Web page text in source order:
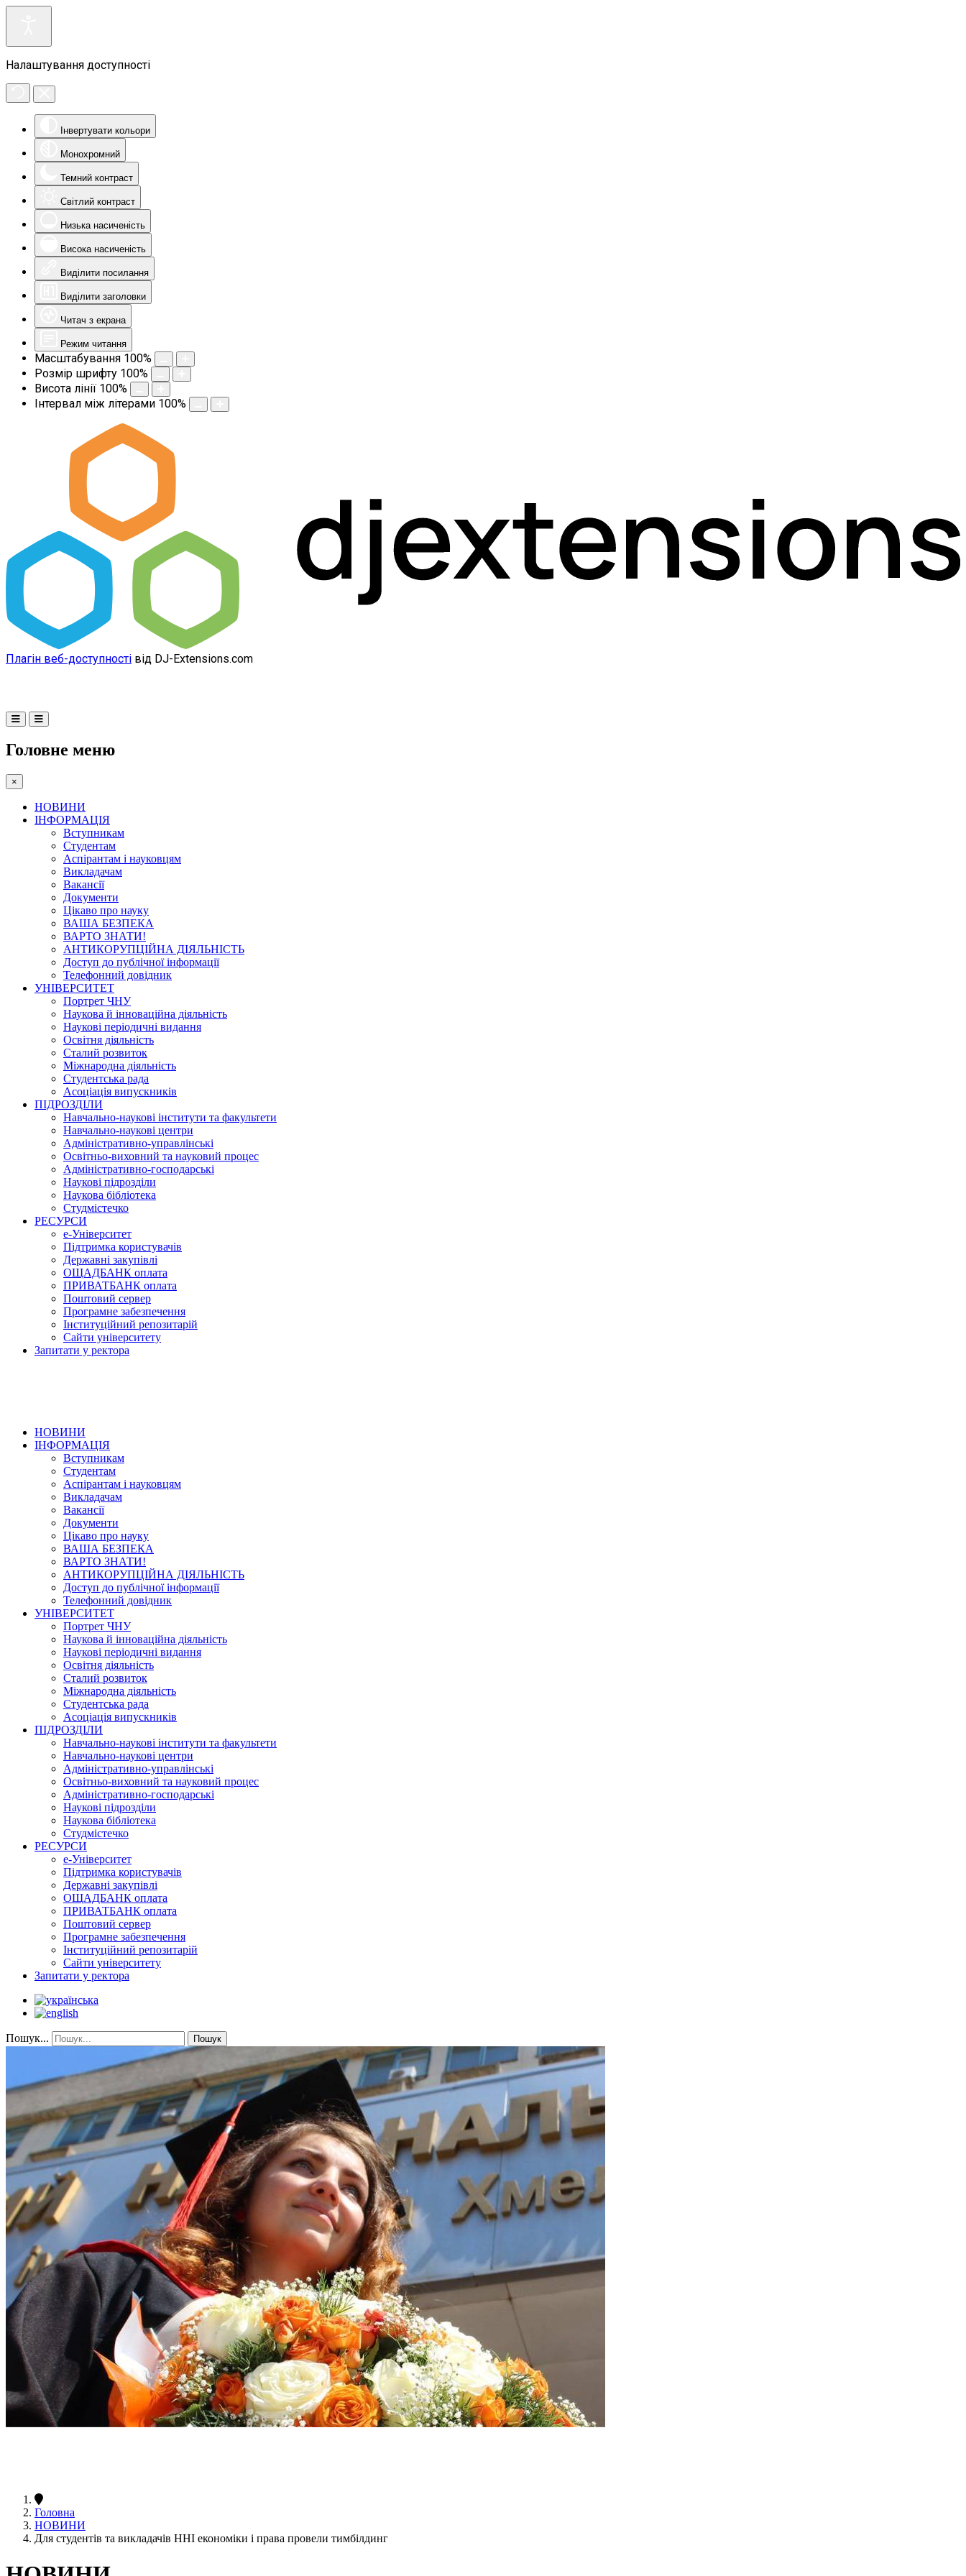
Налаштування доступності
Інвертувати кольори
Монохромний
Темний контраст
Світлий контраст
Низька насиченість
Висока насиченість
Виділити посилання
Виділити заголовки
Читач з екрана
Режим читання
Масштабування 100%
Розмір шрифту 100%
Висота лінії 100%
Інтервал між літерами 100%
Плагін веб-доступності від DJ-Extensions.com
Головне меню
×
НОВИНИ
ІНФОРМАЦІЯ
Вступникам
Студентам
Аспірантам і науковцям
Викладачам
Вакансії
Документи
Цікаво про науку
ВАША БЕЗПЕКА
ВАРТО ЗНАТИ!
АНТИКОРУПЦІЙНА ДІЯЛЬНІСТЬ
Доступ до публічної інформації
Телефонний довідник
УНІВЕРСИТЕТ
Портрет ЧНУ
Наукова й інноваційна діяльність
Наукові періодичні видання
Освітня діяльність
Сталий розвиток
Міжнародна діяльність
Студентська рада
Асоціація випускників
ПІДРОЗДІЛИ
Навчально-наукові інститути та факультети
Навчально-наукові центри
Адміністративно-управлінські
Освітньо-виховний та науковий процес
Адміністративно-господарські
Наукові підрозділи
Наукова бібліотека
Студмістечко
РЕСУРСИ
е-Університет
Підтримка користувачів
Державні закупівлі
ОЩАДБАНК оплата
ПРИВАТБАНК оплата
Поштовий сервер
Програмне забезпечення
Інституційний репозитарій
Сайти університету
Запитати у ректора
НОВИНИ
ІНФОРМАЦІЯ
Вступникам
Студентам
Аспірантам і науковцям
Викладачам
Вакансії
Документи
Цікаво про науку
ВАША БЕЗПЕКА
ВАРТО ЗНАТИ!
АНТИКОРУПЦІЙНА ДІЯЛЬНІСТЬ
Доступ до публічної інформації
Телефонний довідник
УНІВЕРСИТЕТ
Портрет ЧНУ
Наукова й інноваційна діяльність
Наукові періодичні видання
Освітня діяльність
Сталий розвиток
Міжнародна діяльність
Студентська рада
Асоціація випускників
ПІДРОЗДІЛИ
Навчально-наукові інститути та факультети
Навчально-наукові центри
Адміністративно-управлінські
Освітньо-виховний та науковий процес
Адміністративно-господарські
Наукові підрозділи
Наукова бібліотека
Студмістечко
РЕСУРСИ
е-Університет
Підтримка користувачів
Державні закупівлі
ОЩАДБАНК оплата
ПРИВАТБАНК оплата
Поштовий сервер
Програмне забезпечення
Інституційний репозитарій
Сайти університету
Запитати у ректора
Пошук... Пошук
Головна
НОВИНИ
Для студентів та викладачів ННІ економіки і права провели тимбілдинг